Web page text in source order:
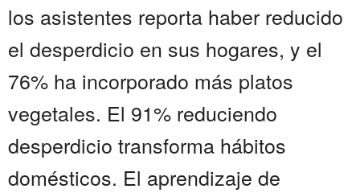
los asistentes reporta haber reducido
el desperdicio en sus hogares, y el
76% ha incorporado más platos
vegetales. El 91% reduciendo
desperdicio transforma hábitos
domésticos. El aprendizaje de